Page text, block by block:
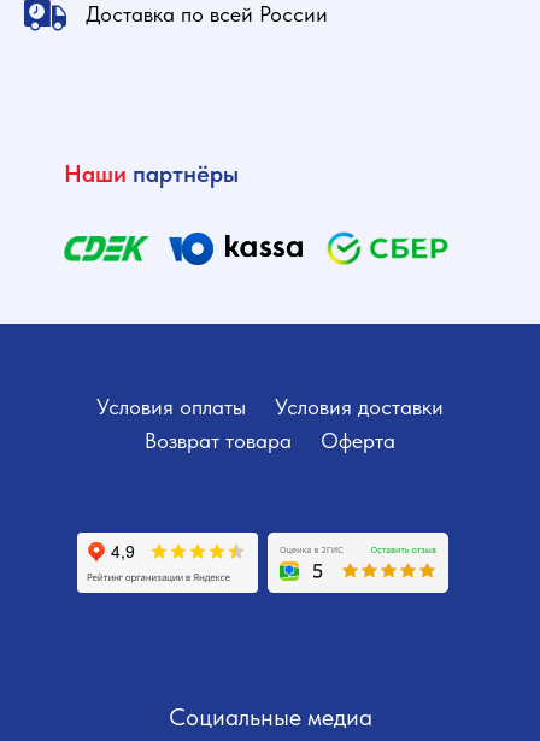
Доставка по всей России
Наши партнёры
Условия оплаты
Условия доставки
Возврат товара
Оферта
Социальные медиа